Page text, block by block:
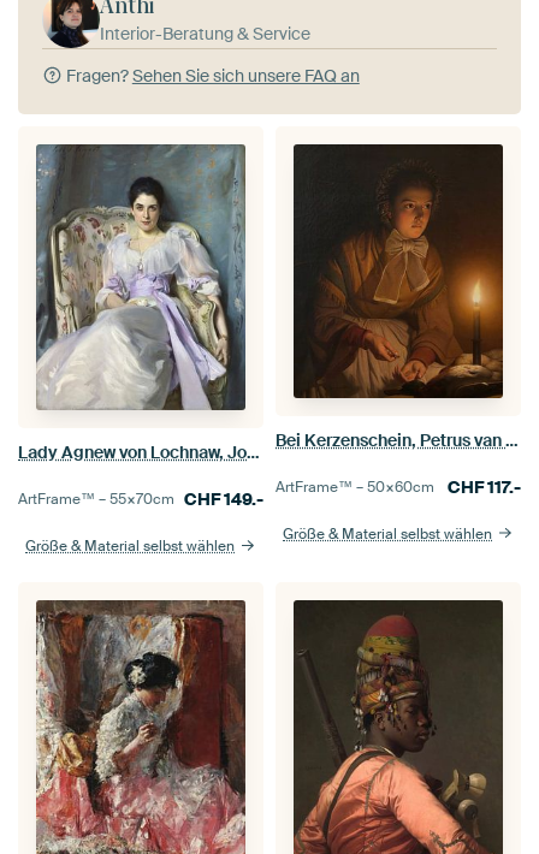
Anthi
Interior-Beratung & Service
Fragen?Sehen Sie sich unsere FAQ an
Lady Agnew von Lochnaw, John Singer Sargent
ArtFrame™ –55×70cm CHF149.-
Größe & Material selbst wählen
Bei Kerzenschein, Petrus van Schendel
ArtFrame™ –50×60cm CHF117.-
Größe & Material selbst wählen